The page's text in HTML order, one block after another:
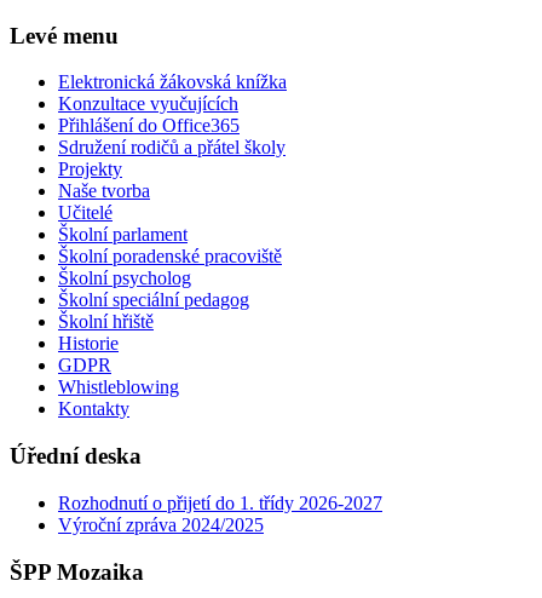
Levé menu
Elektronická žákovská knížka
Konzultace vyučujících
Přihlášení do Office365
Sdružení rodičů a přátel školy
Projekty
Naše tvorba
Učitelé
Školní parlament
Školní poradenské pracoviště
Školní psycholog
Školní speciální pedagog
Školní hřiště
Historie
GDPR
Whistleblowing
Kontakty
Úřední deska
Rozhodnutí o přijetí do 1. třídy 2026-2027
Výroční zpráva 2024/2025
ŠPP Mozaika